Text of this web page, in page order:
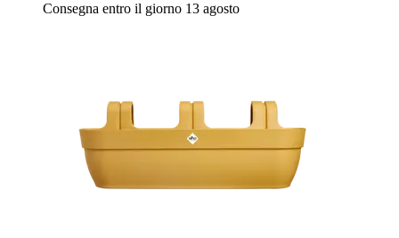
Consegna entro il giorno 13 agosto